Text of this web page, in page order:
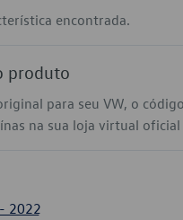
encontrada.
produto
para seu VW, o
na sua loja virtual oficial
2022